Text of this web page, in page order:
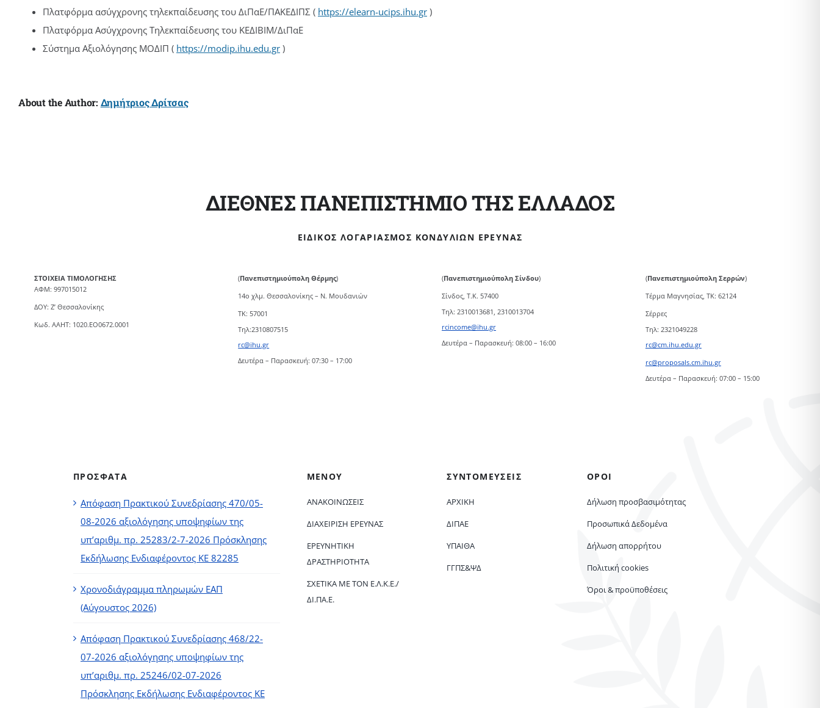
Πλατφόρμα ασύγχρονης τηλεκπαίδευσης του ΔιΠαΕ/ΠΑΚΕΔΙΠΣ ( https://elearn-ucips.ihu.gr )
Πλατφόρμα Ασύγχρονης Τηλεκπαίδευσης του ΚΕΔΙΒΙΜ/ΔιΠαΕ
Σύστημα Αξιολόγησης ΜΟΔΙΠ ( https://modip.ihu.edu.gr )
About the Author: Δημήτριος Δρίτσας
ΔΙΕΘΝΕΣ ΠΑΝΕΠΙΣΤΗΜΙΟ ΤΗΣ ΕΛΛΑΔΟΣ
ΕΙΔΙΚΌΣ ΛΟΓΑΡΙΑΣΜΌΣ ΚΟΝΔΥΛΊΩΝ ΈΡΕΥΝΑΣ
ΣΤΟΙΧΕΙΑ ΤΙΜΟΛΟΓΗΣΗΣ
ΑΦΜ: 997015012
ΔΟΥ: Ζ’ Θεσσαλονίκης
Κωδ. ΑΑΗΤ: 1020.ΕΟ0672.0001
(Πανεπιστημιούπολη Θέρμης)
14ο χλμ. Θεσσαλονίκης – Ν. Μουδανιών
TK: 57001
Τηλ:2310807515
rc@ihu.gr
Δευτέρα – Παρασκευή: 07:30 – 17:00
(Πανεπιστημιούπολη Σίνδου)
Σίνδος, Τ.Κ. 57400
Τηλ: 2310013681, 2310013704
rcincome@ihu.gr
Δευτέρα – Παρασκευή: 08:00 – 16:00
(Πανεπιστημιούπολη Σερρών)
Τέρμα Μαγνησίας, ΤΚ: 62124
Σέρρες
Τηλ: 2321049228
rc@cm.ihu.edu.gr
rc@proposals.cm.ihu.gr
Δευτέρα – Παρασκευή: 07:00 – 15:00
ΠΡΟΣΦΑΤΑ
Απόφαση Πρακτικού Συνεδρίασης 470/05-
08-2026 αξιολόγησης υποψηφίων της
υπ’αριθμ. πρ. 25283/2-7-2026 Πρόσκλησης
Εκδήλωσης Ενδιαφέροντος ΚΕ 82285
Χρονοδιάγραμμα πληρωμών ΕΑΠ
(Αύγουστος 2026)
Απόφαση Πρακτικού Συνεδρίασης 468/22-
07-2026 αξιολόγησης υποψηφίων της
υπ’αριθμ. πρ. 25246/02-07-2026
Πρόσκλησης Εκδήλωσης Ενδιαφέροντος ΚΕ
ΜΕΝΟΥ
ΑΝΑΚΟΙΝΏΣΕΙΣ
ΔΙΑΧΕΊΡΙΣΗ ΈΡΕΥΝΑΣ
ΕΡΕΥΝΗΤΙΚΉ
ΔΡΑΣΤΗΡΙΌΤΗΤΑ
ΣΧΕΤΙΚΆ ΜΕ ΤΟΝ Ε.Λ.Κ.Ε./
ΔΙ.ΠΑ.Ε.
ΣΥΝΤΟΜΕΥΣΕΙΣ
ΑΡΧΙΚΗ
ΔΙΠΑΕ
ΥΠΑΙΘΑ
ΓΓΠΣ&ΨΔ
ΟΡΟΙ
Δήλωση προσβασιμότητας
Προσωπικά Δεδομένα
Δήλωση απορρήτου
Πολιτική cookies
Όροι & προϋποθέσεις